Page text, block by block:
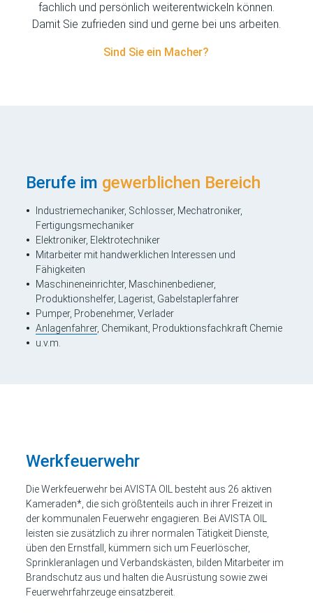
fachlich und persönlich weiterentwickeln können.
Damit Sie zufrieden sind und gerne bei uns arbeiten.
Sind Sie ein Macher?
Berufe im gewerblichen Bereich
Industriemechaniker, Schlosser, Mechatroniker,
Fertigungsmechaniker
Elektroniker, Elektrotechniker
Mitarbeiter mit handwerklichen Interessen und
Fähigkeiten
Maschineneinrichter, Maschinenbediener,
Produktionshelfer, Lagerist, Gabelstaplerfahrer
Pumper, Probenehmer, Verlader
Anlagenfahrer, Chemikant, Produktionsfachkraft Chemie
u.v.m.
Werkfeuerwehr
Die Werkfeuerwehr bei AVISTA OIL besteht aus 26 aktiven
Kameraden*, die sich größtenteils auch in ihrer Freizeit in
der kommunalen Feuerwehr engagieren. Bei AVISTA OIL
leisten sie zusätzlich zu ihrer normalen Tätigkeit Dienste,
üben den Ernstfall, kümmern sich um Feuerlöscher,
Sprinkleranlagen und Verbandskästen, bilden Mitarbeiter im
Brandschutz aus und halten die Ausrüstung sowie zwei
Feuerwehrfahrzeuge einsatzbereit.